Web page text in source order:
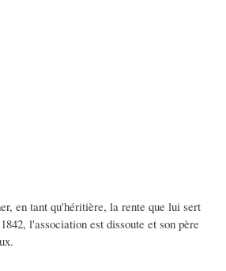
en tant qu'héritière, la rente que lui sert
l'association est dissoute et son père